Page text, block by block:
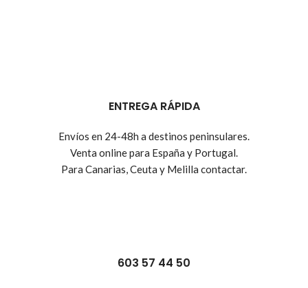
ENTREGA RÁPIDA
Envíos en 24-48h a destinos peninsulares.
Venta online para España y Portugal.
Para Canarias, Ceuta y Melilla contactar.
603 57 44 50